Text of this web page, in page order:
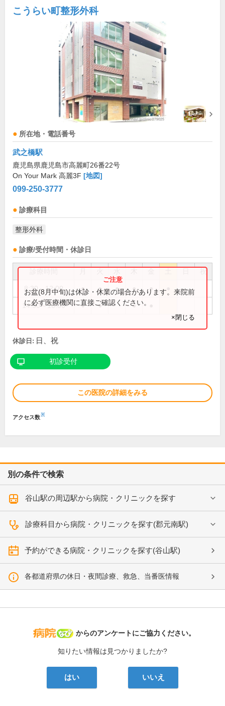
こうらい町整形外科
所在地・電話番号
武之橋駅
鹿児島県鹿児島市高麗町26番22号
On Your Mark 高麗3F [地図]
099-250-3777
診療科目
整形外科
診療/受付時間・休診日
祝
8:30～12:00 ● ● ● ● ●
14:30～18:00 ● ● ●
お盆(8月中旬)は休診・休業の場合があります。来院前
に必ず医療機関に直接ご確認ください。
×閉じる
休診日: 日、祝
初診受付
この医院の詳細をみる
アクセス数※
別の条件で検索
谷山駅の周辺駅から病院・クリニックを探す
診療科目から病院・クリニックを探す(郡元南駅)
予約ができる病院・クリニックを探す(谷山駅)
各都道府県の休日・夜間診療、救急、当番医情報
病院なび
からのアンケートにご協力ください。
知りたい情報は見つかりましたか?
はい いいえ